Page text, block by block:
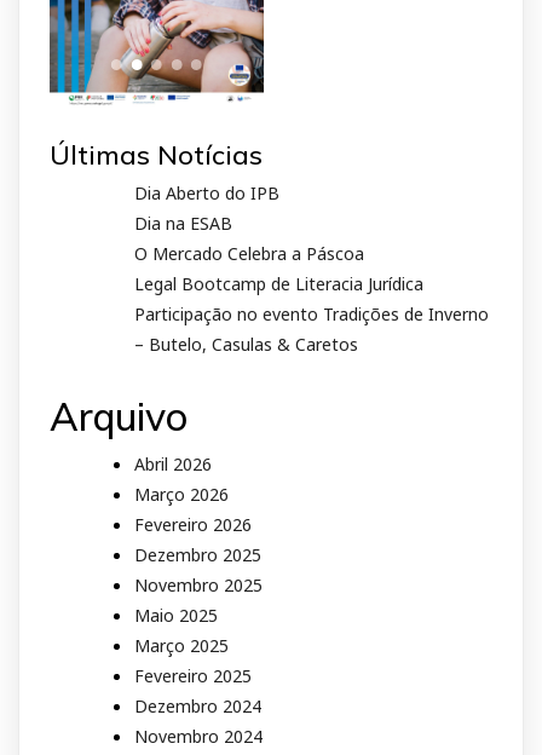
Últimas Notícias
Dia Aberto do IPB
Dia na ESAB
O Mercado Celebra a Páscoa
Legal Bootcamp de Literacia Jurídica
Participação no evento Tradições de Inverno
– Butelo, Casulas & Caretos
Arquivo
Abril 2026
Março 2026
Fevereiro 2026
Dezembro 2025
Novembro 2025
Maio 2025
Março 2025
Fevereiro 2025
Dezembro 2024
Novembro 2024